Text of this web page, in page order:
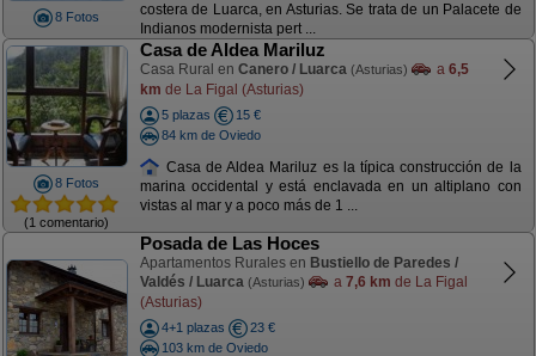
8 Fotos
costera de Luarca, en Asturias. Se trata de un Palacete de
Indianos modernista pert ...
8 Fotos
(1 comentario)
Casa de Aldea Mariluz
Casa Rural en Canero / Luarca (Asturias) a 6,5
km de La Figal (Asturias)
5 plazas
15 €
84 km de Oviedo
Casa de Aldea Mariluz es la típica construcción de la
marina occidental y está enclavada en un altiplano con
vistas al mar y a poco más de 1 ...
Posada de Las Hoces
Apartamentos Rurales en Bustiello de Paredes /
Valdés / Luarca (Asturias) a 7,6 km de La Figal
(Asturias)
4+1 plazas
23 €
103 km de Oviedo